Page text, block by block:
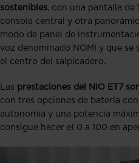
sostenibles, con una pantalla de
consola central y otra
modo de panel de
voz denominado NOMI y que se
el centro del salpicadero.
Las prestaciones del NIO ET7
con tres opciones de batería
autonomía y una potencia
consigue hacer el 0 a 100 en